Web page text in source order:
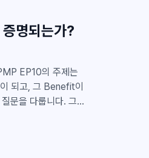
량 포지션을 역산하는
맞춰 일곱 가지로 정
명되는가?
문을 다룹니다. 그렇